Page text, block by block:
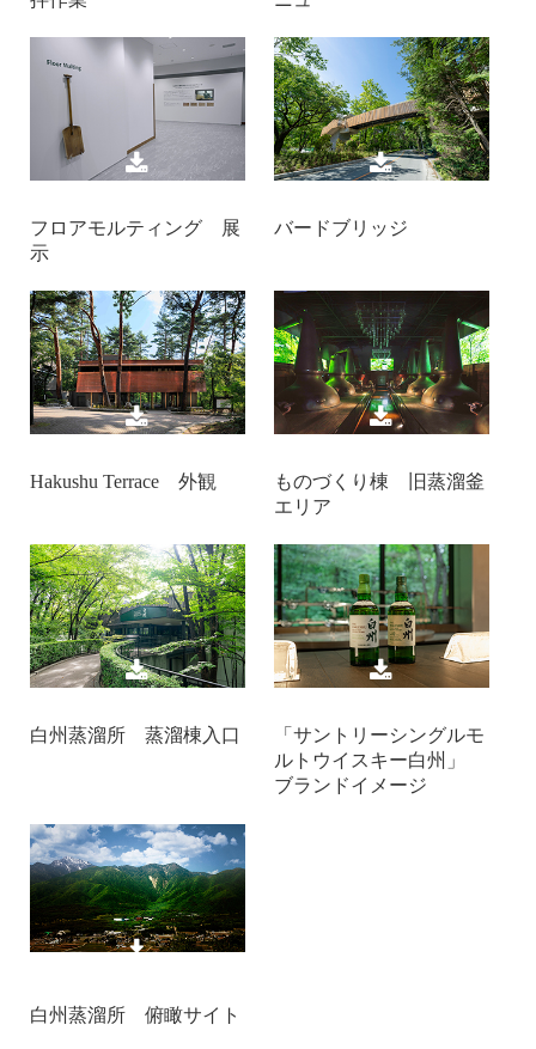
フロアモルティング 展
示
バードブリッジ
Hakushu Terrace 外観
ものづくり棟 旧蒸溜釜
エリア
白州蒸溜所 蒸溜棟入口
「サントリーシングルモ
ルトウイスキー白州」
ブランドイメージ
白州蒸溜所 俯瞰サイト